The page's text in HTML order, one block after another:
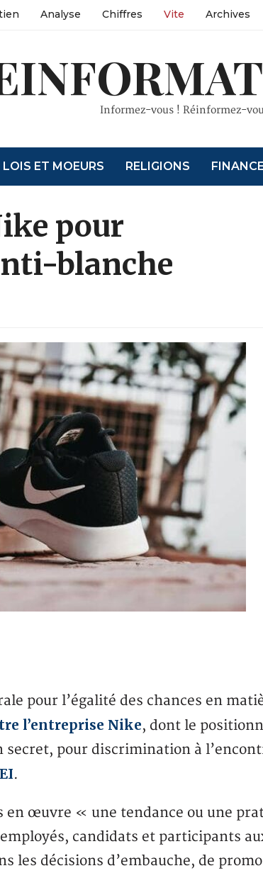
Analyse Chiffres Vite Archives
Informez-vous ! Réinformez-
LOIS ET MOEURS RELIGIONS
pour
blanche
pour l’égalité des chances en
l’entreprise Nike, dont le
secret, pour discrimination à
.
en œuvre « une tendance ou une
candidats et participants
les décisions d’embauche, de